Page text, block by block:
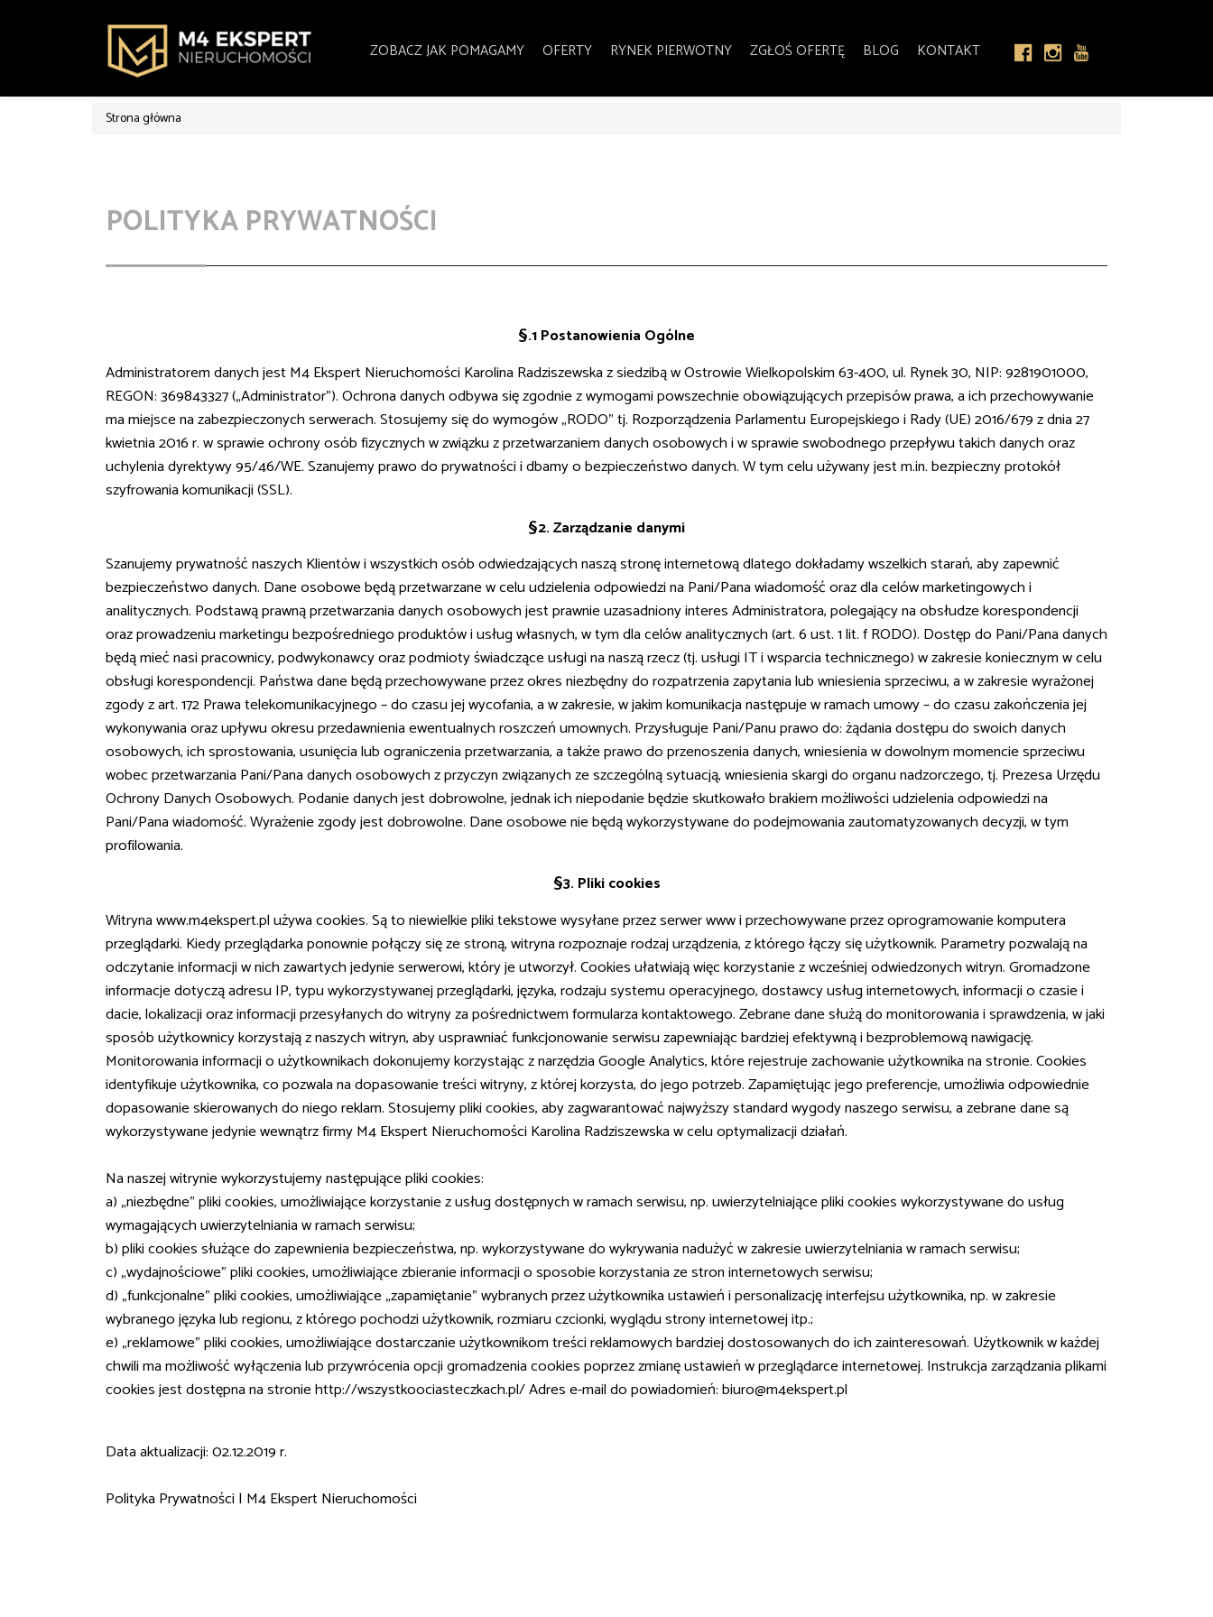
ZOBACZ JAK POMAGAMY OFERTY RYNEK PIERWOTNY ZGŁOŚ OFERTĘ BLOG KONTAKT
Strona główna
POLITYKA PRYWATNOŚCI
§.1 Postanowienia Ogólne
Administratorem danych jest M4 Ekspert Nieruchomości Karolina Radziszewska z siedzibą w Ostrowie Wielkopolskim 63-400, ul. Rynek 30, NIP: 9281901000,
REGON: 369843327 („Administrator”). Ochrona danych odbywa się zgodnie z wymogami powszechnie obowiązujących przepisów prawa, a ich przechowywanie
ma miejsce na zabezpieczonych serwerach. Stosujemy się do wymogów „RODO” tj. Rozporządzenia Parlamentu Europejskiego i Rady (UE) 2016/679 z dnia 27
kwietnia 2016 r. w sprawie ochrony osób fizycznych w związku z przetwarzaniem danych osobowych i w sprawie swobodnego przepływu takich danych oraz
uchylenia dyrektywy 95/46/WE. Szanujemy prawo do prywatności i dbamy o bezpieczeństwo danych. W tym celu używany jest m.in. bezpieczny protokół
szyfrowania komunikacji (SSL).
§2. Zarządzanie danymi
Szanujemy prywatność naszych Klientów i wszystkich osób odwiedzających naszą stronę internetową dlatego dokładamy wszelkich starań, aby zapewnić
bezpieczeństwo danych. Dane osobowe będą przetwarzane w celu udzielenia odpowiedzi na Pani/Pana wiadomość oraz dla celów marketingowych i
analitycznych. Podstawą prawną przetwarzania danych osobowych jest prawnie uzasadniony interes Administratora, polegający na obsłudze korespondencji
oraz prowadzeniu marketingu bezpośredniego produktów i usług własnych, w tym dla celów analitycznych (art. 6 ust. 1 lit. f RODO). Dostęp do Pani/Pana danych
będą mieć nasi pracownicy, podwykonawcy oraz podmioty świadczące usługi na naszą rzecz (tj. usługi IT i wsparcia technicznego) w zakresie koniecznym w celu
obsługi korespondencji. Państwa dane będą przechowywane przez okres niezbędny do rozpatrzenia zapytania lub wniesienia sprzeciwu, a w zakresie wyrażonej
zgody z art. 172 Prawa telekomunikacyjnego – do czasu jej wycofania, a w zakresie, w jakim komunikacja następuje w ramach umowy – do czasu zakończenia jej
wykonywania oraz upływu okresu przedawnienia ewentualnych roszczeń umownych. Przysługuje Pani/Panu prawo do: żądania dostępu do swoich danych
osobowych, ich sprostowania, usunięcia lub ograniczenia przetwarzania, a także prawo do przenoszenia danych, wniesienia w dowolnym momencie sprzeciwu
wobec przetwarzania Pani/Pana danych osobowych z przyczyn związanych ze szczególną sytuacją, wniesienia skargi do organu nadzorczego, tj. Prezesa Urzędu
Ochrony Danych Osobowych. Podanie danych jest dobrowolne, jednak ich niepodanie będzie skutkowało brakiem możliwości udzielenia odpowiedzi na
Pani/Pana wiadomość. Wyrażenie zgody jest dobrowolne. Dane osobowe nie będą wykorzystywane do podejmowania zautomatyzowanych decyzji, w tym
profilowania.
§3. Pliki cookies
Witryna www.m4ekspert.pl używa cookies. Są to niewielkie pliki tekstowe wysyłane przez serwer www i przechowywane przez oprogramowanie komputera
przeglądarki. Kiedy przeglądarka ponownie połączy się ze stroną, witryna rozpoznaje rodzaj urządzenia, z którego łączy się użytkownik. Parametry pozwalają na
odczytanie informacji w nich zawartych jedynie serwerowi, który je utworzył. Cookies ułatwiają więc korzystanie z wcześniej odwiedzonych witryn. Gromadzone
informacje dotyczą adresu IP, typu wykorzystywanej przeglądarki, języka, rodzaju systemu operacyjnego, dostawcy usług internetowych, informacji o czasie i
dacie, lokalizacji oraz informacji przesyłanych do witryny za pośrednictwem formularza kontaktowego. Zebrane dane służą do monitorowania i sprawdzenia, w jaki
sposób użytkownicy korzystają z naszych witryn, aby usprawniać funkcjonowanie serwisu zapewniając bardziej efektywną i bezproblemową nawigację.
Monitorowania informacji o użytkownikach dokonujemy korzystając z narzędzia Google Analytics, które rejestruje zachowanie użytkownika na stronie. Cookies
identyfikuje użytkownika, co pozwala na dopasowanie treści witryny, z której korzysta, do jego potrzeb. Zapamiętując jego preferencje, umożliwia odpowiednie
dopasowanie skierowanych do niego reklam. Stosujemy pliki cookies, aby zagwarantować najwyższy standard wygody naszego serwisu, a zebrane dane są
wykorzystywane jedynie wewnątrz firmy M4 Ekspert Nieruchomości Karolina Radziszewska w celu optymalizacji działań.
Na naszej witrynie wykorzystujemy następujące pliki cookies:
a) „niezbędne” pliki cookies, umożliwiające korzystanie z usług dostępnych w ramach serwisu, np. uwierzytelniające pliki cookies wykorzystywane do usług
wymagających uwierzytelniania w ramach serwisu;
b) pliki cookies służące do zapewnienia bezpieczeństwa, np. wykorzystywane do wykrywania nadużyć w zakresie uwierzytelniania w ramach serwisu;
c) „wydajnościowe” pliki cookies, umożliwiające zbieranie informacji o sposobie korzystania ze stron internetowych serwisu;
d) „funkcjonalne” pliki cookies, umożliwiające „zapamiętanie” wybranych przez użytkownika ustawień i personalizację interfejsu użytkownika, np. w zakresie
wybranego języka lub regionu, z którego pochodzi użytkownik, rozmiaru czcionki, wyglądu strony internetowej itp.;
e) „reklamowe” pliki cookies, umożliwiające dostarczanie użytkownikom treści reklamowych bardziej dostosowanych do ich zainteresowań. Użytkownik w każdej
chwili ma możliwość wyłączenia lub przywrócenia opcji gromadzenia cookies poprzez zmianę ustawień w przeglądarce internetowej. Instrukcja zarządzania plikami
cookies jest dostępna na stronie http://wszystkoociasteczkach.pl/ Adres e-mail do powiadomień: biuro@m4ekspert.pl
Data aktualizacji: 02.12.2019 r.
Polityka Prywatności | M4 Ekspert Nieruchomości